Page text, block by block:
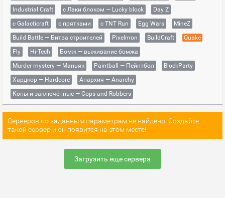
Industrial Craft
с Лаки блоком — Lucky block
Day Z
с Galacticraft
с прятками с TNT Run Egg Wars
MineZ
Build Battle — Битва строителей
Pixelmon BuildCraft
Quake
Fly
Hi-Tech
Бомж — выживание бомжа
Murder mystery — Маньяк
Paintball — Пейнтбол
BlockParty
Хардкор — Hardcore
Анархия — Anarchy
Копы и заключённые — Cops and Robbers
Серверов по заданным параметрам не найдено. Создайте
такой сервер и он появится на этом месте!
Загрузить еще сервера